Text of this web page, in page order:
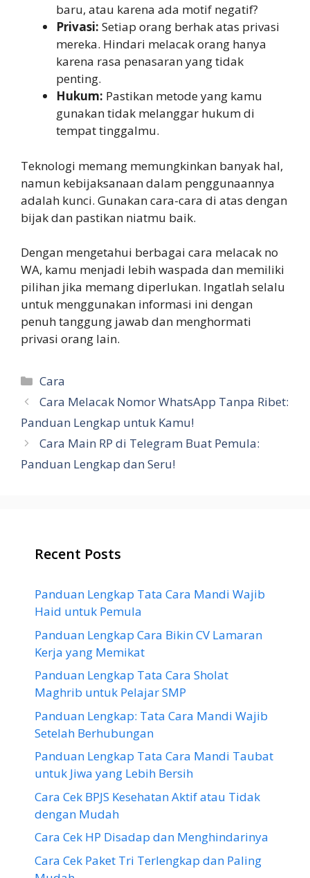
baru, atau karena ada motif negatif?
Privasi: Setiap orang berhak atas privasi
mereka. Hindari melacak orang hanya
karena rasa penasaran yang tidak
penting.
Hukum: Pastikan metode yang kamu
gunakan tidak melanggar hukum di
tempat tinggalmu.
Teknologi memang memungkinkan banyak hal,
namun kebijaksanaan dalam penggunaannya
adalah kunci. Gunakan cara-cara di atas dengan
bijak dan pastikan niatmu baik.
Dengan mengetahui berbagai cara melacak no
WA, kamu menjadi lebih waspada dan memiliki
pilihan jika memang diperlukan. Ingatlah selalu
untuk menggunakan informasi ini dengan
penuh tanggung jawab dan menghormati
privasi orang lain.
Categories
Cara
Cara Melacak Nomor WhatsApp Tanpa Ribet:
Panduan Lengkap untuk Kamu!
Cara Main RP di Telegram Buat Pemula:
Panduan Lengkap dan Seru!
Recent Posts
Panduan Lengkap Tata Cara Mandi Wajib
Haid untuk Pemula
Panduan Lengkap Cara Bikin CV Lamaran
Kerja yang Memikat
Panduan Lengkap Tata Cara Sholat
Maghrib untuk Pelajar SMP
Panduan Lengkap: Tata Cara Mandi Wajib
Setelah Berhubungan
Panduan Lengkap Tata Cara Mandi Taubat
untuk Jiwa yang Lebih Bersih
Cara Cek BPJS Kesehatan Aktif atau Tidak
dengan Mudah
Cara Cek HP Disadap dan Menghindarinya
Cara Cek Paket Tri Terlengkap dan Paling